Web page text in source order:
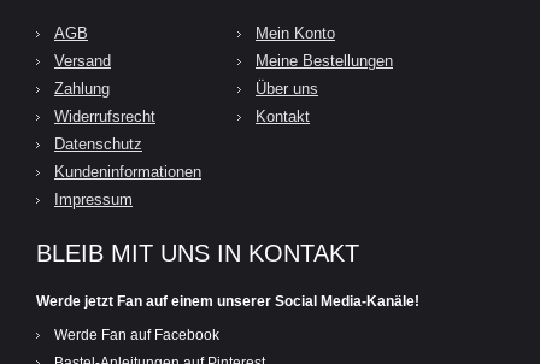
AGB
Versand
Zahlung
Widerrufsrecht
Datenschutz
Kundeninformationen
Impressum
Mein Konto
Meine Bestellungen
Über uns
Kontakt
BLEIB MIT UNS IN KONTAKT
Werde jetzt Fan auf einem unserer Social Media-Kanäle!
Werde Fan auf Facebook